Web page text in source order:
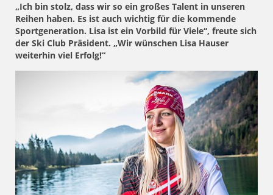
„Ich bin stolz, dass wir so ein großes Talent in unseren
Reihen haben. Es ist auch wichtig für die kommende
Sportgeneration. Lisa ist ein Vorbild für Viele“, freute sich
der Ski Club Präsident. „Wir wünschen Lisa Hauser
weiterhin viel Erfolg!“